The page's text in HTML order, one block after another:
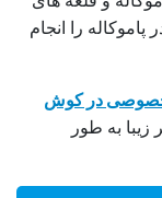
پاموکاله را انجام
در کوش
زیبا به طور